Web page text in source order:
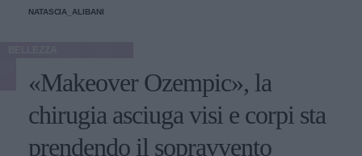
NATASCIA_ALIBANI
«Makeover Ozempic», la
chirugia asciuga visi e corpi sta
prendendo il sopravvento